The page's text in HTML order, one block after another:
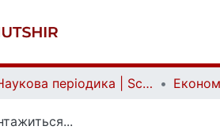
Наукова періодика | Scientific periodicals